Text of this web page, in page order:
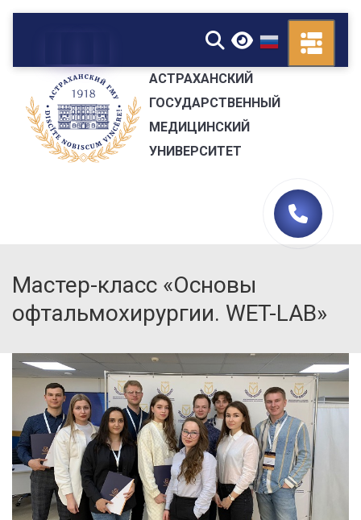
▼
АСТРАХАНСКИЙ
ГОСУДАРСТВЕННЫЙ
МЕДИЦИНСКИЙ
УНИВЕРСИТЕТ
Мастер-класс «Основы
офтальмохирургии. WET-LAB»